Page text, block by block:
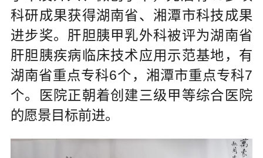
科研成果获得湖南省、湘潭市科技成果
进步奖。肝胆胰甲乳外科被评为湖南省
肝胆胰疾病临床技术应用示范基地，有
湖南省重点专科6个，湘潭市重点专科7
个。医院正朝着创建三级甲等综合医院
的愿景目标前进。